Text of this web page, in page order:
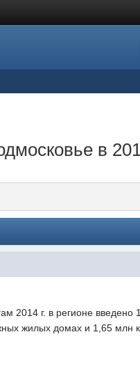
в
2014 г. в регионе введено
жилых домах и 1,65 млн